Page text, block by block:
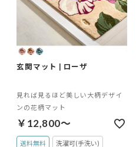
玄関マット | ローザ
見れば見るほど美しい大柄デザイ
ンの花柄マット
￥12,800～
送料無料 洗濯可(手洗い)